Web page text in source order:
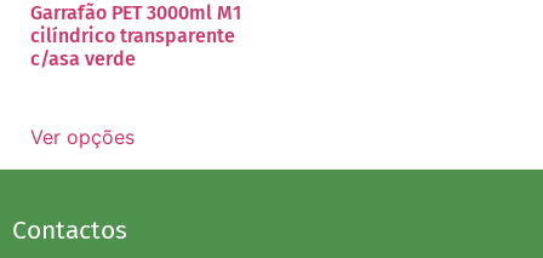
Garrafão PET 3000ml M1
cilíndrico transparente
c/asa verde
Ver opções
Contactos